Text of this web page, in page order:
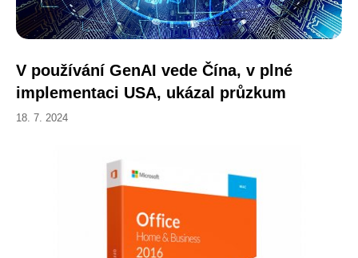
V používání GenAI vede Čína, v plné
implementaci USA, ukázal průzkum
18. 7. 2024